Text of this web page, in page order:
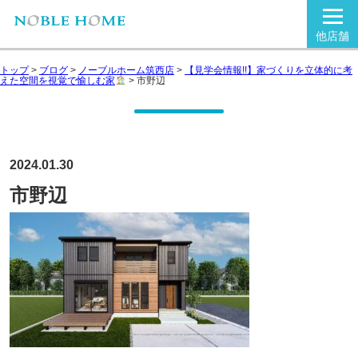
他店舗
トップ> ブログ > ノーブルホーム筑西店 >
【見学会情報!!】家づくりを立体的に考
えた空間を視覚で愉しむ家
> 市野辺
2024.01.30
市野辺